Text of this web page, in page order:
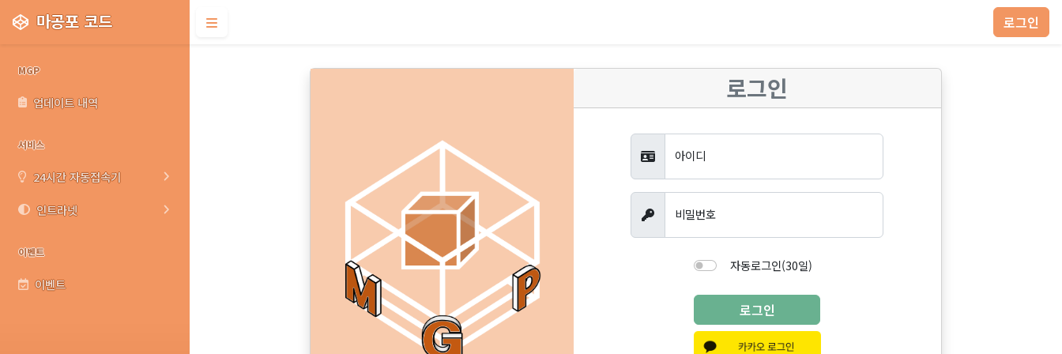
마공포 코드 로그인
MGP
업데이트 내역
서비스
24시간 자동접속기
인트라넷
이벤트
이벤트
로그인
아이디
비밀번호
자동로그인(30일)